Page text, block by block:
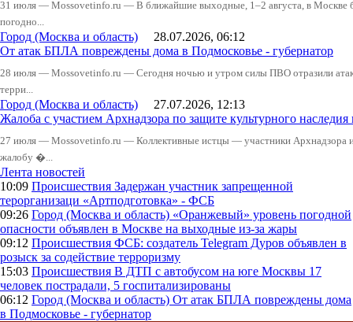
31 июля — Mossovetinfo.ru — В ближайшие выходные, 1–2 августа, в Москве
погодно...
Город (Москва и область) 28.07.2026, 06:12
От атак БПЛА повреждены дома в Подмосковье - губернатор
28 июля — Mossovetinfo.ru — Сегодня ночью и утром силы ПВО отразили
терри...
Город (Москва и область) 27.07.2026, 12:13
Жалоба с участием Архнадзора по защите культурного
27 июля — Mossovetinfo.ru — Коллективные истцы — участники Архнадзора
жалобу �...
Лента новостей
10:09 Происшествия Задержан участник запрещенной
терорганизаци «Артподготовка» - ФСБ
09:26 Город (Москва и область) «Оранжевый» уровень погодной
опасности объявлен в Москве на выходные из-за жары
09:12 Происшествия ФСБ: создатель Telegram Дуров объявлен в
розыск за содействие терроризму
15:03 Происшествия В ДТП с автобусом на юге Москвы 17
человек пострадали, 5 госпитализированы
06:12 Город (Москва и область) От атак БПЛА повреждены дома
в Подмосковье - губернатор